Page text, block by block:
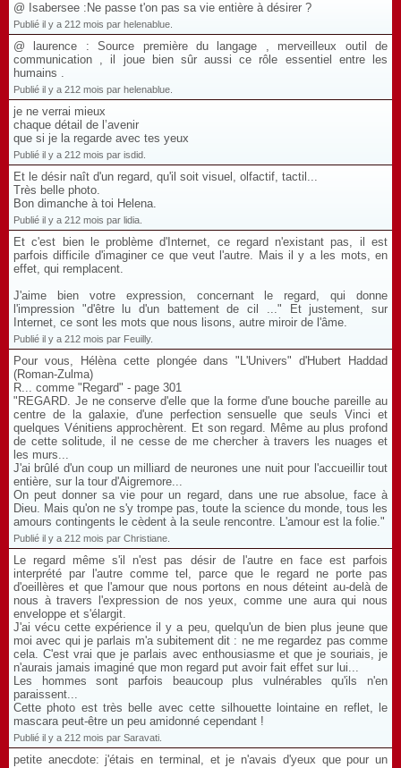
@ Isabersee :Ne passe t'on pas sa vie entière à désirer ?
Publié il y a 212 mois par helenablue.
@ laurence : Source première du langage , merveilleux outil de
communication , il joue bien sûr aussi ce rôle essentiel entre les
humains .
Publié il y a 212 mois par helenablue.
je ne verrai mieux
chaque détail de l’avenir
que si je la regarde avec tes yeux
Publié il y a 212 mois par isdid.
Et le désir naît d'un regard, qu'il soit visuel, olfactif, tactil...
Très belle photo.
Bon dimanche à toi Helena.
Publié il y a 212 mois par lidia.
Et c'est bien le problème d'Internet, ce regard n'existant pas, il est
parfois difficile d'imaginer ce que veut l'autre. Mais il y a les mots, en
effet, qui remplacent.
J'aime bien votre expression, concernant le regard, qui donne
l'impression "d'être lu d'un battement de cil ..." Et justement, sur
Internet, ce sont les mots que nous lisons, autre miroir de l'âme.
Publié il y a 212 mois par Feuilly.
Pour vous, Hélèna cette plongée dans "L'Univers" d'Hubert Haddad
(Roman-Zulma)
R... comme "Regard" - page 301
"REGARD. Je ne conserve d'elle que la forme d'une bouche pareille au
centre de la galaxie, d'une perfection sensuelle que seuls Vinci et
quelques Vénitiens approchèrent. Et son regard. Même au plus profond
de cette solitude, il ne cesse de me chercher à travers les nuages et
les murs...
J'ai brûlé d'un coup un milliard de neurones une nuit pour l'accueillir tout
entière, sur la tour d'Aigremore...
On peut donner sa vie pour un regard, dans une rue absolue, face à
Dieu. Mais qu'on ne s'y trompe pas, toute la science du monde, tous les
amours contingents le cèdent à la seule rencontre. L'amour est la folie."
Publié il y a 212 mois par Christiane.
Le regard même s'il n'est pas désir de l'autre en face est parfois
interprété par l'autre comme tel, parce que le regard ne porte pas
d'oeillères et que l'amour que nous portons en nous déteint au-delà de
nous à travers l'expression de nos yeux, comme une aura qui nous
enveloppe et s'élargit.
J'ai vécu cette expérience il y a peu, quelqu'un de bien plus jeune que
moi avec qui je parlais m'a subitement dit : ne me regardez pas comme
cela. C'est vrai que je parlais avec enthousiasme et que je souriais, je
n'aurais jamais imaginé que mon regard put avoir fait effet sur lui...
Les hommes sont parfois beaucoup plus vulnérables qu'ils n'en
paraissent...
Cette photo est très belle avec cette silhouette lointaine en reflet, le
mascara peut-être un peu amidonné cependant !
Publié il y a 212 mois par Saravati.
petite anecdote: j'étais en terminal, et je n'avais d'yeux que pour un